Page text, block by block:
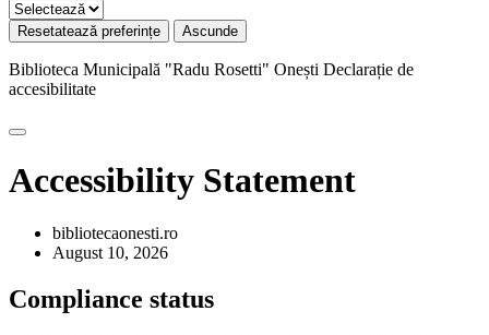
Resetatează preferințe Ascunde
Biblioteca Municipală "Radu Rosetti" Onești Declarație de
accesibilitate
Accessibility Statement
bibliotecaonesti.ro
August 10, 2026
Compliance status